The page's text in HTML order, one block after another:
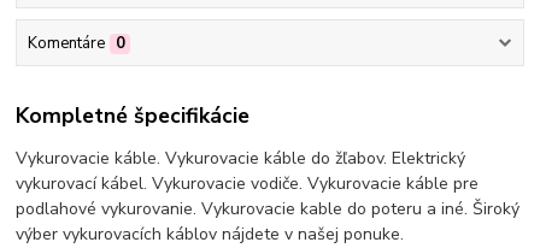
Komentáre 0
Kompletné špecifikácie
Vykurovacie káble. Vykurovacie káble do žľabov. Elektrický
vykurovací kábel. Vykurovacie vodiče. Vykurovacie káble pre
podlahové vykurovanie. Vykurovacie kable do poteru a iné. Široký
výber vykurovacích káblov nájdete v našej ponuke.